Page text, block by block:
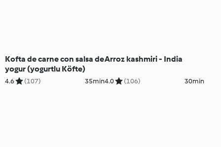
Kofta de carne con salsa de
yogur (yogurtlu Köfte)
4.6 (107) 35min
Arroz kashmiri - India
4.0 (106) 30min